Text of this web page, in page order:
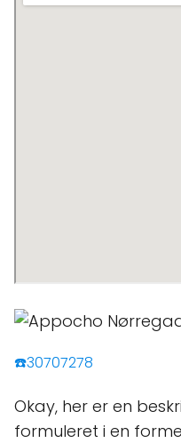
☎️30707278
Okay, her er en
formuleret i en